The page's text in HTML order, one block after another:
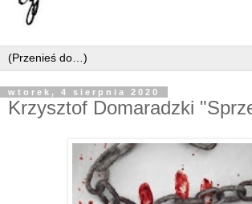
wtorek, 4 sierpnia 2020
Krzysztof Domaradzki